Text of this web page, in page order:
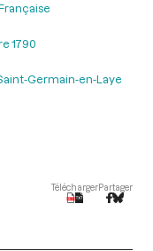
1790
Germain-en-Laye
TéléchargerPartager